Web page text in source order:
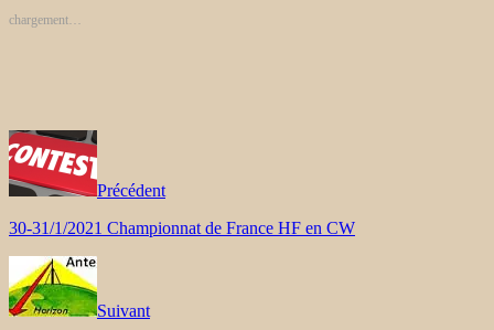
chargement…
Précédent
30-31/1/2021 Championnat de France HF en CW
Suivant